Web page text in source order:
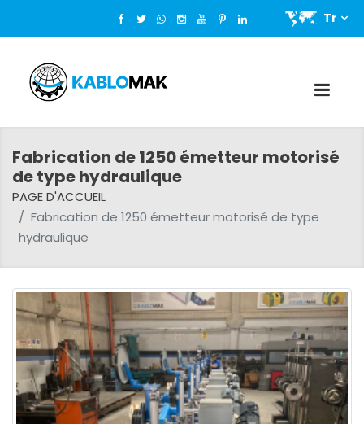
Tr
Fabrication de 1250 émetteur motorisé
de type hydraulique
PAGE D'ACCUEIL
Fabrication de 1250 émetteur motorisé de type
hydraulique